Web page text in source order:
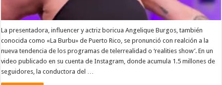
La presentadora, influencer y actriz boricua Angelique Burgos, también
conocida como «La Burbu» de Puerto Rico, se pronunció con realción a la
nueva tendencia de los programas de telerrealidad o ‘realities show’. En un
video publicado en su cuenta de Instagram, donde acumula 1.5 millones de
seguidores, la conductora del …